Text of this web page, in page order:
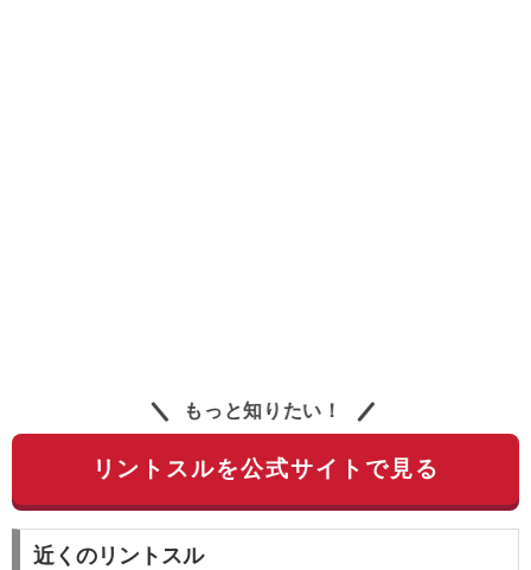
もっと知りたい！
リントスルを公式サイトで見る
近くのリントスル